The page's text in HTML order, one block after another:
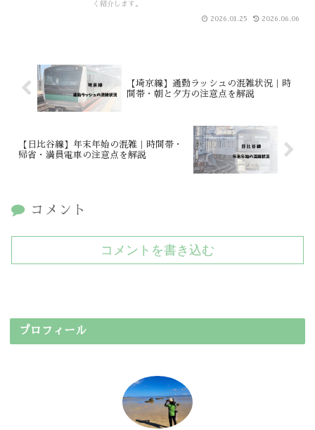
く紹介します。
2026.01.25 2026.06.06
【埼京線】通勤ラッシュの混雑状況｜時
間帯・朝と夕方の注意点を解説
【日比谷線】年末年始の混雑｜時間帯・
帰省・満員電車の注意点を解説
コメント
コメントを書き込む
プロフィール